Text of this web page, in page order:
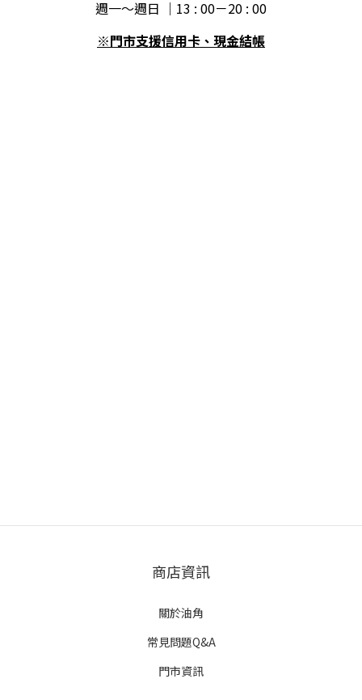
週一～週日 ｜13 : 00－20 : 00
※門市支援信用卡、現金結帳
商店資訊
關於油角
常見問題Q&A
門市資訊